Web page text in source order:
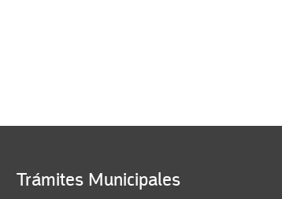
Trámites Municipales